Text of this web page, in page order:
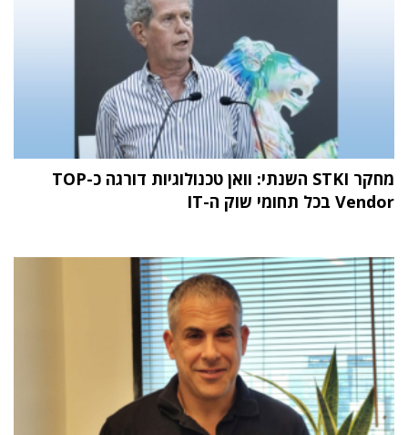
מחקר STKI השנתי: וואן טכנולוגיות דורגה כ-TOP
Vendor בכל תחומי שוק ה-IT